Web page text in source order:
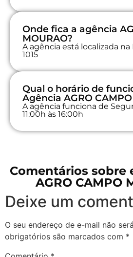
Onde fica a agência
MOURAO?
A agência está localizada na
1015
Qual o horário de
Agência AGRO
A agência funciona de
11:00h às 16:00h
Comentários sobre
AGRO CAMPO
Deixe um
O seu endereço de e-mail não
obrigatórios são marcados com *